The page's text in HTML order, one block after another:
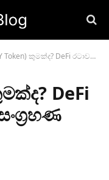
DeFi රටාවන් කුළුණු-කළු සංග්‍රහණ කෘතියට සම්පූර්ණ මාර්ගෝපදේශය
DeFi